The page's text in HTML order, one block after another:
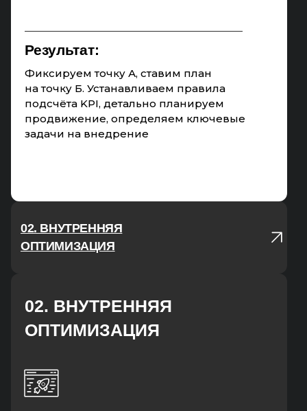
Результат:
Фиксируем точку А, ставим план
на точку Б. Устанавливаем правила
подсчёта KPI, детально планируем
продвижение, определяем ключевые
задачи на внедрение
02. ВНУТРЕННЯЯ
ОПТИМИЗАЦИЯ
02. ВНУТРЕННЯЯ
ОПТИМИЗАЦИЯ